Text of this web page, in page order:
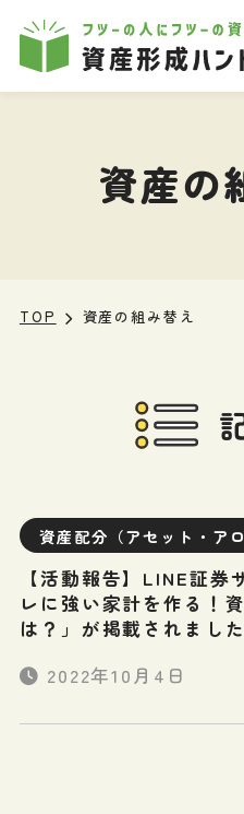
本文へ移動
資産の
TOP 資産の組み替え
資産配分（アセット・ア
【活動報告】LINE証券
レに強い家計を作る！
は？」が掲載されました
2022年10月4日